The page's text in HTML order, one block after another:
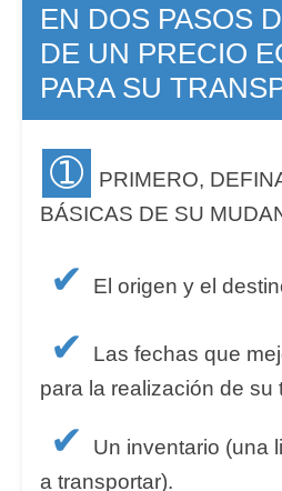
EN DOS PASOS
DE UN PRECIO
PARA SU
➀
PRIMERO,
BÁSICAS DE SU
✔ El origen y el
✔
Las fechas que
para la realización de su
✔
Un inventario (una
a transportar).